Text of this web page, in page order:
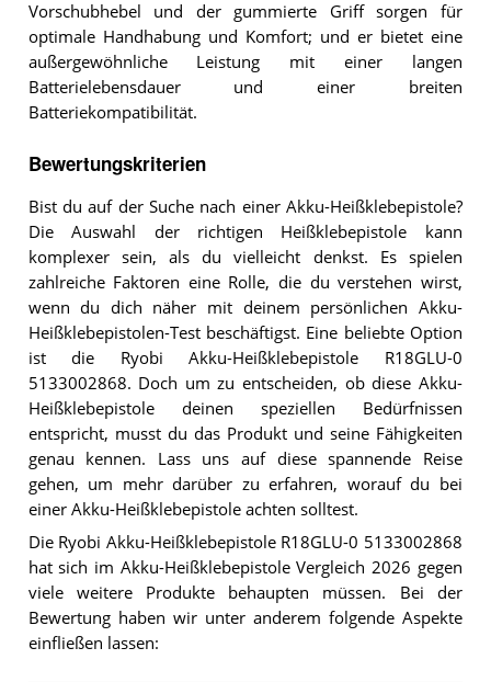
Vorschubhebel und der gummierte Griff sorgen für
optimale Handhabung und Komfort; und er bietet eine
außergewöhnliche Leistung mit einer langen
Batterielebensdauer und einer breiten
Batteriekompatibilität.
Bewertungskriterien
Bist du auf der Suche nach einer Akku-Heißklebepistole?
Die Auswahl der richtigen Heißklebepistole kann
komplexer sein, als du vielleicht denkst. Es spielen
zahlreiche Faktoren eine Rolle, die du verstehen wirst,
wenn du dich näher mit deinem persönlichen Akku-
Heißklebepistolen-Test beschäftigst. Eine beliebte Option
ist die Ryobi Akku-Heißklebepistole R18GLU-0
5133002868. Doch um zu entscheiden, ob diese Akku-
Heißklebepistole deinen speziellen Bedürfnissen
entspricht, musst du das Produkt und seine Fähigkeiten
genau kennen. Lass uns auf diese spannende Reise
gehen, um mehr darüber zu erfahren, worauf du bei
einer Akku-Heißklebepistole achten solltest.
Die Ryobi Akku-Heißklebepistole R18GLU-0 5133002868
hat sich im Akku-Heißklebepistole Vergleich 2026 gegen
viele weitere Produkte behaupten müssen. Bei der
Bewertung haben wir unter anderem folgende Aspekte
einfließen lassen: